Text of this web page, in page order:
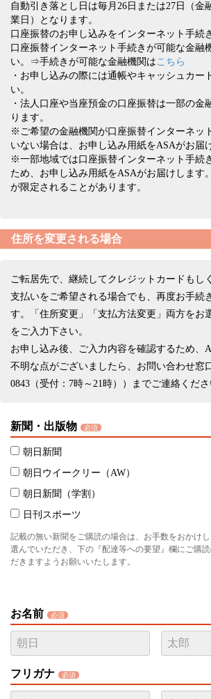
自動引き落とし日は毎月26日または27日（金
業日）となります。
口座振替のお申し込みをインターネット手続
口座振替インターネット手続きが可能な金融
い。⇒手続きが可能な金融機関はこちら
・お申し込みの際には通帳やキャッシュカー
い。
・法人口座や当座預金の口座振替は一部の金
ります。
※ご希望の金融機関が口座振替インターネッ
いない場合は、お申し込み用紙をASAがお届
※一部地域では口座振替インターネット手続
ため、お申し込み用紙をASAがお届けします
が限定されることがあります。
住所を変更される場合
ご転居先で、継続してクレジットカードもし
支払いをご希望される場合でも、再度お手続
す。「住所変更」「支払方法変更」両方をお
をご入力下さい。
お申し込み後、ご入力内容を確認するため、
不明な点がございましたら、お問い合わせ窓
0843（受付：7時～21時））までご連絡くださ
新聞・出版物 必須
朝日新聞
朝日ウイークリー（AW）
朝日新聞（学割）
日刊スポーツ
記載の無い新聞をご購読の場合は、お手数をおかけ
選んでいただき、下の『配達等への要望』欄にご購
だきますようお願いいたします。
お名前 必須
フリガナ 必須